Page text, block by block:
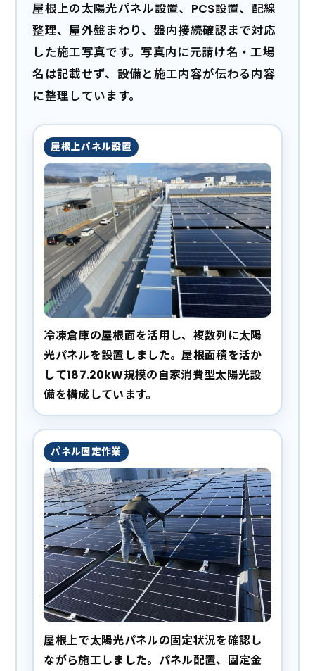
屋根上の太陽光パネル設置、PCS設置、配線
整理、屋外盤まわり、盤内接続確認まで対応
した施工写真です。写真内に元請け名・工場
名は記載せず、設備と施工内容が伝わる内容
に整理しています。
屋根上パネル設置
冷凍倉庫の屋根面を活用し、複数列に太陽
光パネルを設置しました。屋根面積を活か
して187.20kW規模の自家消費型太陽光設
備を構成しています。
パネル固定作業
屋根上で太陽光パネルの固定状況を確認し
ながら施工しました。パネル配置、固定金